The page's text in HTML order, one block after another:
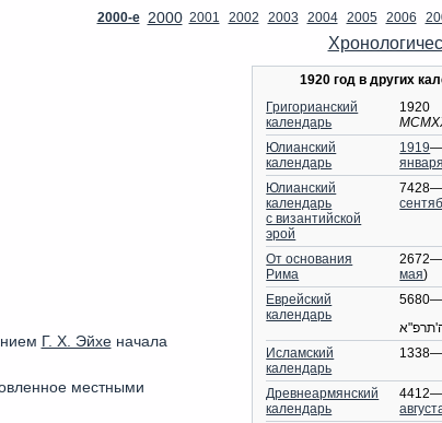
2000-е 2000 2001 2002 2003 2004 2005 2006
1920 год в других
Григорианский
календарь
1920
Юлианский
календарь
1919
Юлианский
календарь
с византийской
эрой
От основания
Рима
мая)
Еврейский
календарь
Исламский
календарь
Древнеармянский
календарь
Г. Х. Эйхеначала
местными